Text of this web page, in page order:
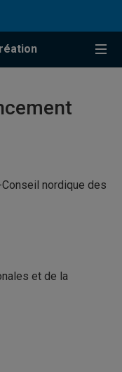
nordique des
et de la